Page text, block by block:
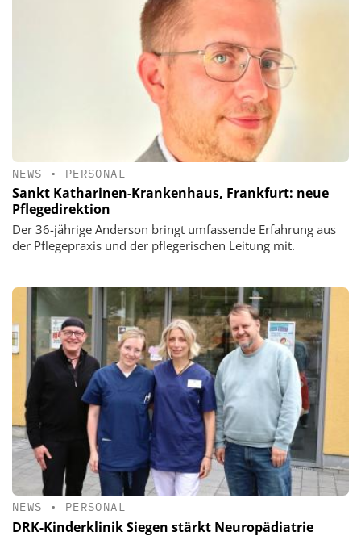
NEWS • PERSONAL
Sankt Katharinen-Krankenhaus, Frankfurt: neue
Pflegedirektion
Der 36-jährige Anderson bringt umfassende Erfahrung aus
der Pflegepraxis und der pflegerischen Leitung mit.
NEWS • PERSONAL
DRK-Kinderklinik Siegen stärkt Neuropädiatrie